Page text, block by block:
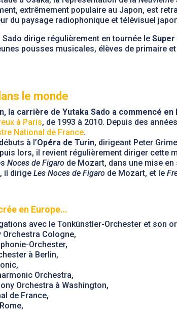
extrêmement populaire au Japon, est
du paysage radiophonique et télévisuel
Sado dirige régulièrement en tournée le
pousses musicales, élèves de primaire
le monde
la carrière de Yutaka Sado a commencé en
à Paris, de 1993 à 2010. Depuis des
National de France.
à l’Opéra de Turin, dirigeant Peter
lors, il revient régulièrement diriger cette
Noces de Figarode Mozart, dans une mise en
il dirigeLes Noces de Figarode Mozart, et le
en Europe…
avec le Tonkünstler-Orchester et son
Orchestra Cologne,
Orchester,
à Berlin,
Orchestra,
Orchestra à Washington,
de France,